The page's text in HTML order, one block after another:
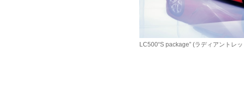
LC500“S package” (ラディアントレ